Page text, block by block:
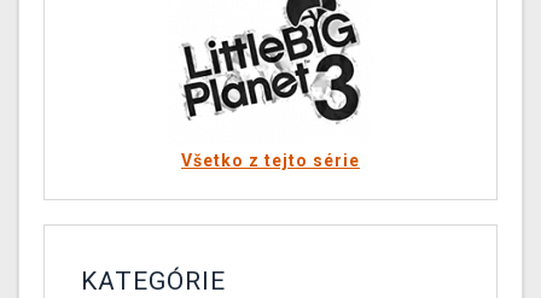
Všetko z tejto série
KATEGÓRIE